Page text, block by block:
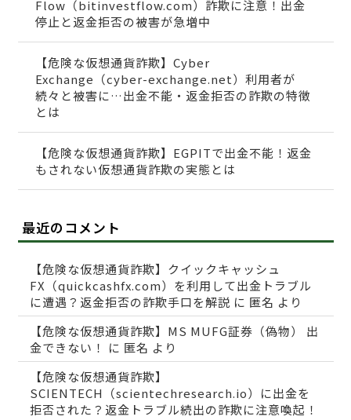
Flow（bitinvestflow.com）詐欺に注意！出金
停止と返金拒否の被害が急増中
【危険な仮想通貨詐欺】Cyber
Exchange（cyber-exchange.net）利用者が
続々と被害に…出金不能・返金拒否の詐欺の特徴
とは
【危険な仮想通貨詐欺】EGPITで出金不能！返金
もされない仮想通貨詐欺の実態とは
最近のコメント
【危険な仮想通貨詐欺】クイックキャッシュ
FX（quickcashfx.com）を利用して出金トラブル
に遭遇？返金拒否の詐欺手口を解説 に 匿名 より
【危険な仮想通貨詐欺】MS MUFG証券（偽物） 出
金できない！
に 匿名 より
【危険な仮想通貨詐欺】
SCIENTECH（scientechresearch.io）に出金を
拒否された？返金トラブル続出の詐欺に注意喚起！